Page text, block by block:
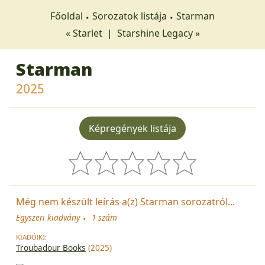
Főoldal Sorozatok listája
Starman
« Starlet | Starshine Legacy »
Starman
2025
Képregények listája
Még nem készült leírás a(z) Starman sorozatról...
Egyszeri kiadvány 1 szám
KIADÓ(K):
Troubadour Books (2025)